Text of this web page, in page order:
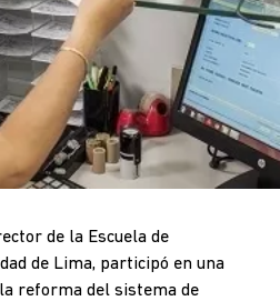
de la Escuela de
de Lima, participó en una
reforma del sistema de